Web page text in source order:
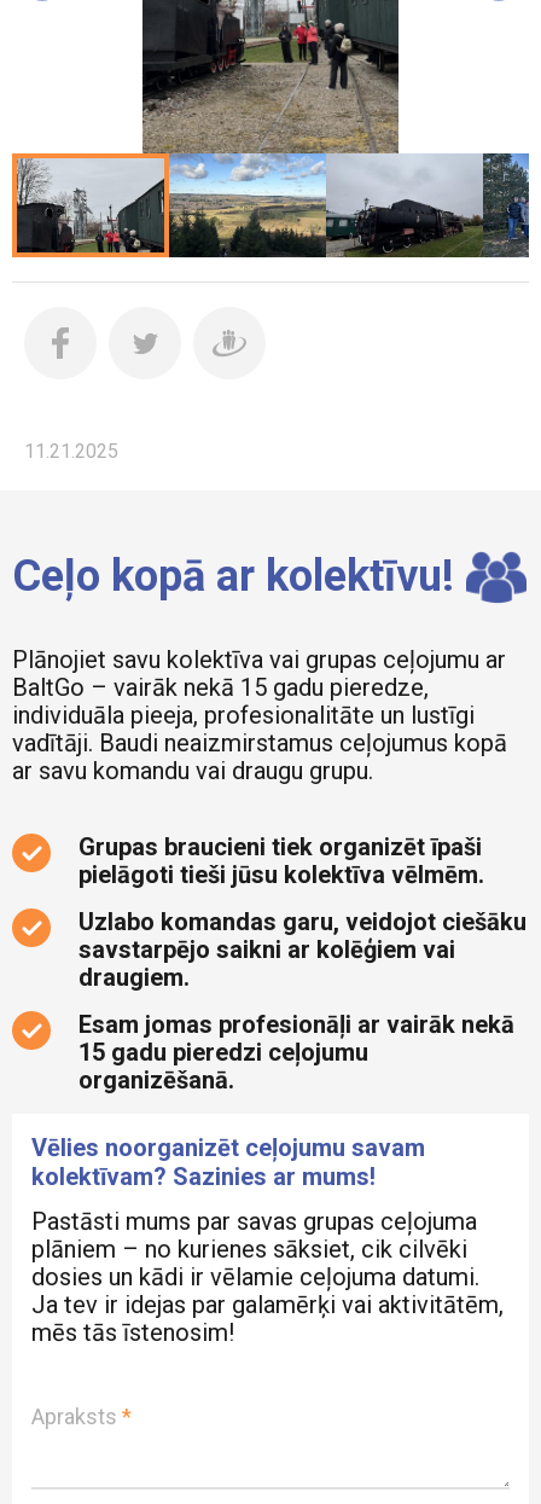
11.21.2025
Ceļo kopā ar kolektīvu!
Plānojiet savu kolektīva vai grupas ceļojumu ar
BaltGo – vairāk nekā 15 gadu pieredze,
individuāla pieeja, profesionalitāte un lustīgi
vadītāji. Baudi neaizmirstamus ceļojumus kopā
ar savu komandu vai draugu grupu.
Grupas braucieni tiek organizēt īpaši
pielāgoti tieši jūsu kolektīva vēlmēm.
Uzlabo komandas garu, veidojot ciešāku
savstarpējo saikni ar kolēģiem vai
draugiem.
Esam jomas profesionāļi ar vairāk nekā
15 gadu pieredzi ceļojumu
organizēšanā.
Vēlies noorganizēt ceļojumu savam
kolektīvam? Sazinies ar mums!
Pastāsti mums par savas grupas ceļojuma
plāniem – no kurienes sāksiet, cik cilvēki
dosies un kādi ir vēlamie ceļojuma datumi.
Ja tev ir idejas par galamērķi vai aktivitātēm,
mēs tās īstenosim!
Apraksts *